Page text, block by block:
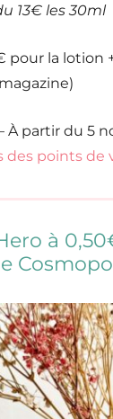
13€ les 30ml
pour la lotion
magazine)
À partir du 5
des points de
à